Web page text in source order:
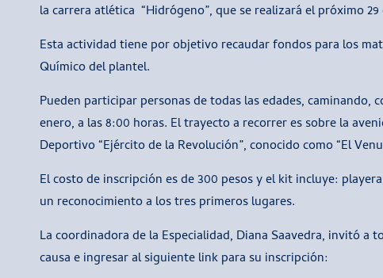
la carrera atlética “Hidrógeno”, que se realizará el próximo 29
Esta actividad tiene por objetivo recaudar fondos para los
Químico del plantel.
Pueden participar personas de todas las edades,
enero, a las 8:00 horas. El trayecto a recorrer es sobre la
Deportivo “Ejército de la Revolución”, conocido como “El
El costo de inscripción es de 300 pesos y el kit incluye:
un reconocimiento a los tres primeros lugares.
La coordinadora de la Especialidad, Diana Saavedra, invitó a
causa e ingresar al siguiente link para su inscripción: